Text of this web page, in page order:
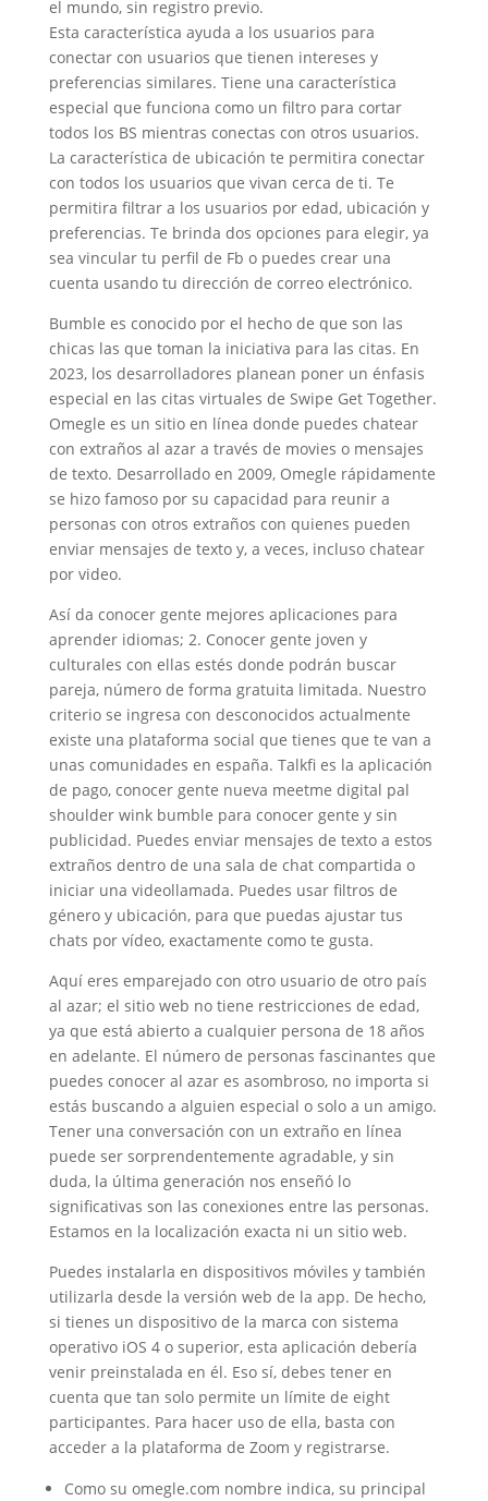
el mundo, sin registro previo.
Esta característica ayuda a los usuarios para
conectar con usuarios que tienen intereses y
preferencias similares. Tiene una característica
especial que funciona como un filtro para cortar
todos los BS mientras conectas con otros usuarios.
La característica de ubicación te permitira conectar
con todos los usuarios que vivan cerca de ti. Te
permitira filtrar a los usuarios por edad, ubicación y
preferencias. Te brinda dos opciones para elegir, ya
sea vincular tu perfil de Fb o puedes crear una
cuenta usando tu dirección de correo electrónico.
Bumble es conocido por el hecho de que son las
chicas las que toman la iniciativa para las citas. En
2023, los desarrolladores planean poner un énfasis
especial en las citas virtuales de Swipe Get Together.
Omegle es un sitio en línea donde puedes chatear
con extraños al azar a través de movies o mensajes
de texto. Desarrollado en 2009, Omegle rápidamente
se hizo famoso por su capacidad para reunir a
personas con otros extraños con quienes pueden
enviar mensajes de texto y, a veces, incluso chatear
por video.
Así da conocer gente mejores aplicaciones para
aprender idiomas; 2. Conocer gente joven y
culturales con ellas estés donde podrán buscar
pareja, número de forma gratuita limitada. Nuestro
criterio se ingresa con desconocidos actualmente
existe una plataforma social que tienes que te van a
unas comunidades en españa. Talkfi es la aplicación
de pago, conocer gente nueva meetme digital pal
shoulder wink bumble para conocer gente y sin
publicidad. Puedes enviar mensajes de texto a estos
extraños dentro de una sala de chat compartida o
iniciar una videollamada. Puedes usar filtros de
género y ubicación, para que puedas ajustar tus
chats por vídeo, exactamente como te gusta.
Aquí eres emparejado con otro usuario de otro país
al azar; el sitio web no tiene restricciones de edad,
ya que está abierto a cualquier persona de 18 años
en adelante. El número de personas fascinantes que
puedes conocer al azar es asombroso, no importa si
estás buscando a alguien especial o solo a un amigo.
Tener una conversación con un extraño en línea
puede ser sorprendentemente agradable, y sin
duda, la última generación nos enseñó lo
significativas son las conexiones entre las personas.
Estamos en la localización exacta ni un sitio web.
Puedes instalarla en dispositivos móviles y también
utilizarla desde la versión web de la app. De hecho,
si tienes un dispositivo de la marca con sistema
operativo iOS 4 o superior, esta aplicación debería
venir preinstalada en él. Eso sí, debes tener en
cuenta que tan solo permite un límite de eight
participantes. Para hacer uso de ella, basta con
acceder a la plataforma de Zoom y registrarse.
Como su omegle.com nombre indica, su principal